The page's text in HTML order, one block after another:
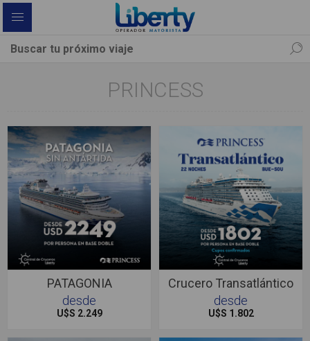
PRINCESS
PATAGONIA
desde
U$S 2.249
Crucero Transatlántico
desde
U$S 1.802